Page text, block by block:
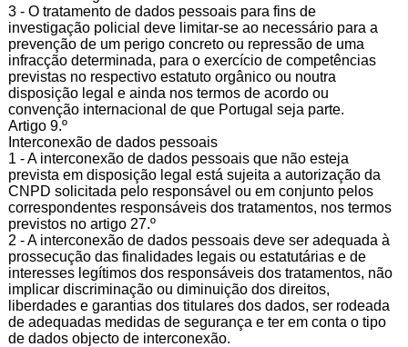
3 - O tratamento de dados pessoais para fins de
investigação policial deve limitar-se ao necessário para a
prevenção de um perigo concreto ou repressão de uma
infracção determinada, para o exercício de competências
previstas no respectivo estatuto orgânico ou noutra
disposição legal e ainda nos termos de acordo ou
convenção internacional de que Portugal seja parte.
Artigo 9.º
Interconexão de dados pessoais
1 - A interconexão de dados pessoais que não esteja
prevista em disposição legal está sujeita a autorização da
CNPD solicitada pelo responsável ou em conjunto pelos
correspondentes responsáveis dos tratamentos, nos termos
previstos no artigo 27.º
2 - A interconexão de dados pessoais deve ser adequada à
prossecução das finalidades legais ou estatutárias e de
interesses legítimos dos responsáveis dos tratamentos, não
implicar discriminação ou diminuição dos direitos,
liberdades e garantias dos titulares dos dados, ser rodeada
de adequadas medidas de segurança e ter em conta o tipo
de dados objecto de interconexão.